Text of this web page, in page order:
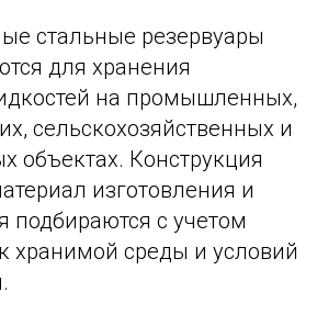
стальные резервуары
для хранения
на промышленных,
сельскохозяйственных и
объектах. Конструкция
изготовления и
подбираются с учетом
хранимой среды и условий